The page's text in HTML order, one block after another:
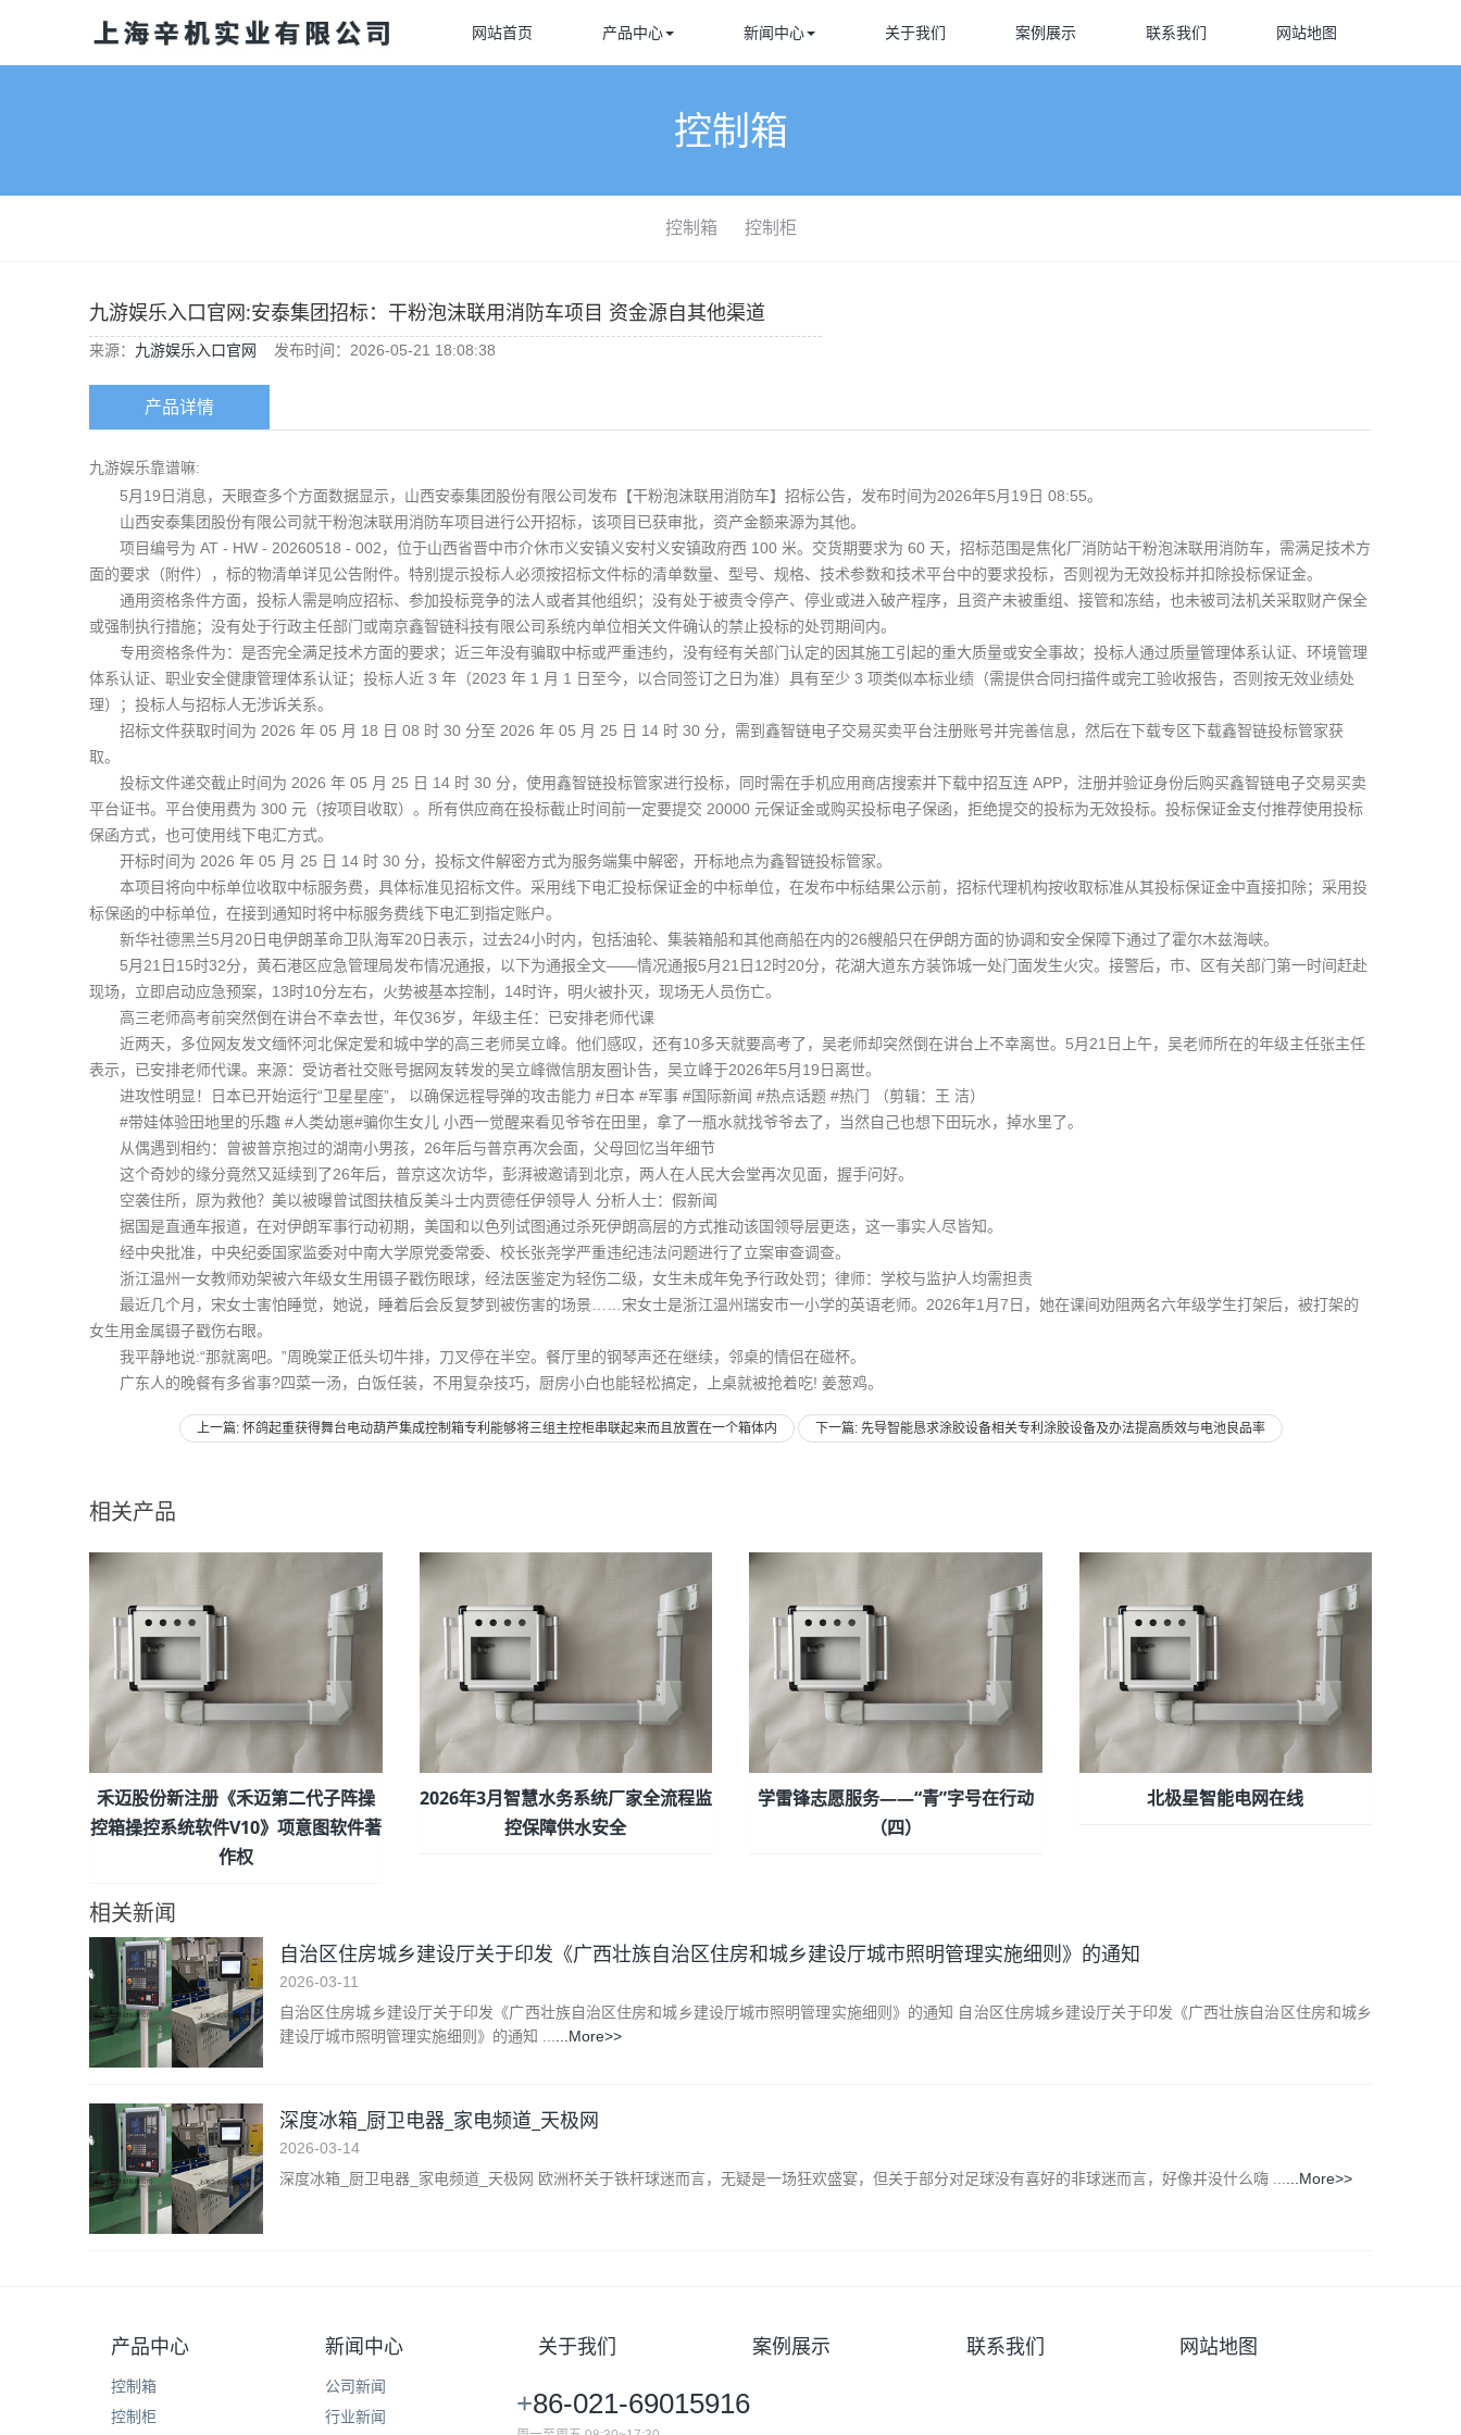
网站首页 产品中心 新闻中心 关于我们 案例展示 联系我们 网站地图
控制箱
控制箱 控制柜
九游娱乐入口官网:安泰集团招标：干粉泡沫联用消防车项目 资金源自其他渠道
来源： 九游娱乐入口官网 发布时间：2026-05-21 18:08:38
产品详情
九游娱乐靠谱嘛:
5月19日消息，天眼查多个方面数据显示，山西安泰集团股份有限公司发布【干粉泡沫联用消防车】招标公告，发布时间为2026年5月19日 08:55。
山西安泰集团股份有限公司就干粉泡沫联用消防车项目进行公开招标，该项目已获审批，资产金额来源为其他。
项目编号为 AT - HW - 20260518 - 002，位于山西省晋中市介休市义安镇义安村义安镇政府西 100 米。交货期要求为 60 天，招标范围是焦化厂消防站干粉泡沫联用消防车，需满足技术方
面的要求（附件），标的物清单详见公告附件。特别提示投标人必须按招标文件标的清单数量、型号、规格、技术参数和技术平台中的要求投标，否则视为无效投标并扣除投标保证金。
通用资格条件方面，投标人需是响应招标、参加投标竞争的法人或者其他组织；没有处于被责令停产、停业或进入破产程序，且资产未被重组、接管和冻结，也未被司法机关采取财产保全
或强制执行措施；没有处于行政主任部门或南京鑫智链科技有限公司系统内单位相关文件确认的禁止投标的处罚期间内。
专用资格条件为：是否完全满足技术方面的要求；近三年没有骗取中标或严重违约，没有经有关部门认定的因其施工引起的重大质量或安全事故；投标人通过质量管理体系认证、环境管理
体系认证、职业安全健康管理体系认证；投标人近 3 年（2023 年 1 月 1 日至今，以合同签订之日为准）具有至少 3 项类似本标业绩（需提供合同扫描件或完工验收报告，否则按无效业绩处
理）；投标人与招标人无涉诉关系。
招标文件获取时间为 2026 年 05 月 18 日 08 时 30 分至 2026 年 05 月 25 日 14 时 30 分，需到鑫智链电子交易买卖平台注册账号并完善信息，然后在下载专区下载鑫智链投标管家获
取。
投标文件递交截止时间为 2026 年 05 月 25 日 14 时 30 分，使用鑫智链投标管家进行投标，同时需在手机应用商店搜索并下载中招互连 APP，注册并验证身份后购买鑫智链电子交易买卖
平台证书。平台使用费为 300 元（按项目收取）。所有供应商在投标截止时间前一定要提交 20000 元保证金或购买投标电子保函，拒绝提交的投标为无效投标。投标保证金支付推荐使用投标
保函方式，也可使用线下电汇方式。
开标时间为 2026 年 05 月 25 日 14 时 30 分，投标文件解密方式为服务端集中解密，开标地点为鑫智链投标管家。
本项目将向中标单位收取中标服务费，具体标准见招标文件。采用线下电汇投标保证金的中标单位，在发布中标结果公示前，招标代理机构按收取标准从其投标保证金中直接扣除；采用投
标保函的中标单位，在接到通知时将中标服务费线下电汇到指定账户。
新华社德黑兰5月20日电伊朗革命卫队海军20日表示，过去24小时内，包括油轮、集装箱船和其他商船在内的26艘船只在伊朗方面的协调和安全保障下通过了霍尔木兹海峡。
5月21日15时32分，黄石港区应急管理局发布情况通报，以下为通报全文——情况通报5月21日12时20分，花湖大道东方装饰城一处门面发生火灾。接警后，市、区有关部门第一时间赶赴
现场，立即启动应急预案，13时10分左右，火势被基本控制，14时许，明火被扑灭，现场无人员伤亡。
高三老师高考前突然倒在讲台不幸去世，年仅36岁，年级主任：已安排老师代课
近两天，多位网友发文缅怀河北保定爱和城中学的高三老师吴立峰。他们感叹，还有10多天就要高考了，吴老师却突然倒在讲台上不幸离世。5月21日上午，吴老师所在的年级主任张主任
表示，已安排老师代课。来源：受访者社交账号据网友转发的吴立峰微信朋友圈讣告，吴立峰于2026年5月19日离世。
进攻性明显！日本已开始运行“卫星星座”， 以确保远程导弹的攻击能力 #日本 #军事 #国际新闻 #热点话题 #热门 （剪辑：王 洁）
#带娃体验田地里的乐趣 #人类幼崽#骗你生女儿 小西一觉醒来看见爷爷在田里，拿了一瓶水就找爷爷去了，当然自己也想下田玩水，掉水里了。
从偶遇到相约：曾被普京抱过的湖南小男孩，26年后与普京再次会面，父母回忆当年细节
这个奇妙的缘分竟然又延续到了26年后，普京这次访华，彭湃被邀请到北京，两人在人民大会堂再次见面，握手问好。
空袭住所，原为救他？美以被曝曾试图扶植反美斗士内贾德任伊领导人 分析人士：假新闻
据国是直通车报道，在对伊朗军事行动初期，美国和以色列试图通过杀死伊朗高层的方式推动该国领导层更迭，这一事实人尽皆知。
经中央批准，中央纪委国家监委对中南大学原党委常委、校长张尧学严重违纪违法问题进行了立案审查调查。
浙江温州一女教师劝架被六年级女生用镊子戳伤眼球，经法医鉴定为轻伤二级，女生未成年免予行政处罚；律师：学校与监护人均需担责
最近几个月，宋女士害怕睡觉，她说，睡着后会反复梦到被伤害的场景……宋女士是浙江温州瑞安市一小学的英语老师。2026年1月7日，她在课间劝阻两名六年级学生打架后，被打架的
女生用金属镊子戳伤右眼。
我平静地说:“那就离吧。”周晚棠正低头切牛排，刀叉停在半空。餐厅里的钢琴声还在继续，邻桌的情侣在碰杯。
广东人的晚餐有多省事?四菜一汤，白饭任装，不用复杂技巧，厨房小白也能轻松搞定，上桌就被抢着吃! 姜葱鸡。
上一篇: 怀鸽起重获得舞台电动葫芦集成控制箱专利能够将三组主控柜串联起来而且放置在一个箱体内 下一篇: 先导智能恳求涂胶设备相关专利涂胶设备及办法提高质效与电池良品率
相关产品
禾迈股份新注册《禾迈第二代子阵操
控箱操控系统软件V10》项意图软件著
作权
2026年3月智慧水务系统厂家全流程监
控保障供水安全
学雷锋志愿服务——“青”字号在行动
（四）
北极星智能电网在线
相关新闻
自治区住房城乡建设厅关于印发《广西壮族自治区住房和城乡建设厅城市照明管理实施细则》的通知
2026-03-11
自治区住房城乡建设厅关于印发《广西壮族自治区住房和城乡建设厅城市照明管理实施细则》的通知 自治区住房城乡建设厅关于印发《广西壮族自治区住房和城乡
建设厅城市照明管理实施细则》的通知 ...
...More>>
深度冰箱_厨卫电器_家电频道_天极网
2026-03-14
深度冰箱_厨卫电器_家电频道_天极网 欧洲杯关于铁杆球迷而言，无疑是一场狂欢盛宴，但关于部分对足球没有喜好的非球迷而言，好像并没什么嗨 ...
...More>>
产品中心
控制箱
控制柜
新闻中心
公司新闻
行业新闻
关于我们 案例展示 联系我们 网站地图
+86-021-69015916